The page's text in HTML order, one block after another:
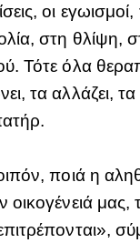
οι
στη θλίψη,
Τότε όλα
τα αλλάζει,
ποιά η
οικογένειά μας,